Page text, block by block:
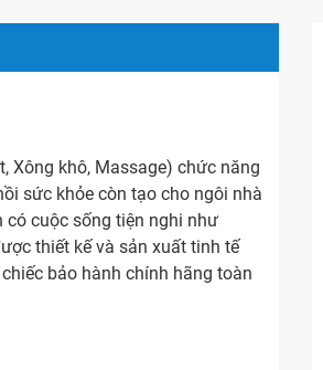
Xông khô, Massage) chức năng
sức khỏe còn tạo cho ngôi nhà
có cuộc sống tiện nghi như
thiết kế và sản xuất tinh tế
bảo hành chính hãng toàn